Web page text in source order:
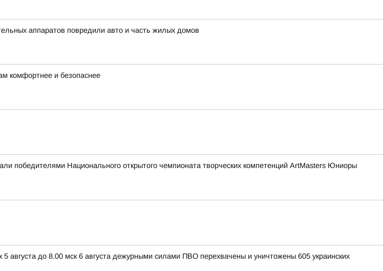
аппаратов повредили авто и часть жилых домов
комфортнее и безопаснее
победителями Национального открытого чемпионата творческих компетенций ArtMasters Юниоры
до 8.00 мск 6 августа дежурными силами ПВО перехвачены и уничтожены 605 украинских